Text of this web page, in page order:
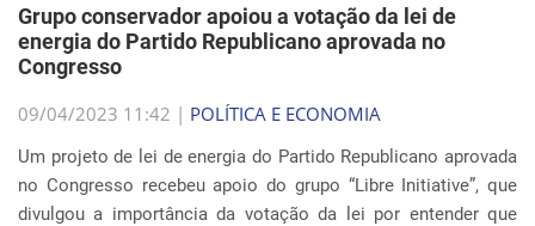
Grupo conservador apoiou a votação da lei de
energia do Partido Republicano aprovada no
Congresso
09/04/2023 11:42 | POLÍTICA E ECONOMIA
Um projeto de lei de energia do Partido Republicano aprovada
no Congresso recebeu apoio do grupo “Libre Initiative”, que
divulgou a importância da votação da lei por entender que